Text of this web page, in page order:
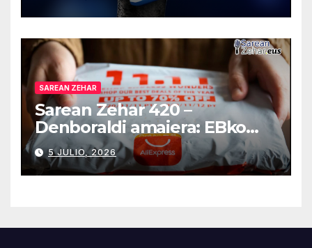
SAREAN ZEHAR
Sarean Zehar 420 –
Denboraldi amaiera: EBko
muga-zerga berriak
AliExpressi, AEBetako AAren
kontrola, Googleri behin
PlayStationeko bideojoko
5 JULIO, 2026